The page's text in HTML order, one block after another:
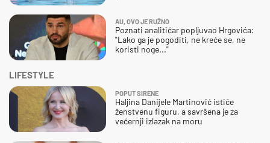
AU, OVO JE RUŽNO
Poznati analitičar popljuvao Hrgovića:
"Lako ga je pogoditi, ne kreće se, ne
koristi noge..."
LIFESTYLE
POPUT SIRENE
Haljina Danijele Martinović ističe
ženstvenu figuru, a savršena je za
večernji izlazak na moru